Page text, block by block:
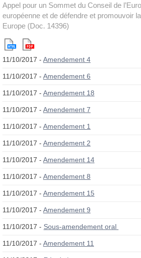
Appel pour un Sommet du Conseil de
européenne et de défendre et promouvoir
Europe (Doc. 14396)
11/10/2017 - Amendement 4
11/10/2017 - Amendement 6
11/10/2017 - Amendement 18
11/10/2017 - Amendement 7
11/10/2017 - Amendement 1
11/10/2017 - Amendement 2
11/10/2017 - Amendement 14
11/10/2017 - Amendement 8
11/10/2017 - Amendement 15
11/10/2017 - Amendement 9
11/10/2017 - Sous-amendement oral
11/10/2017 - Amendement 11